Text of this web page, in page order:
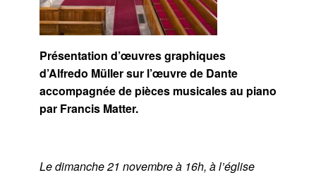
Présentation d’œuvres graphiques
d’Alfredo Müller sur l’œuvre de Dante
accompagnée de pièces musicales au piano
par Francis Matter.
Le dimanche 21 novembre à 16h, à l’église